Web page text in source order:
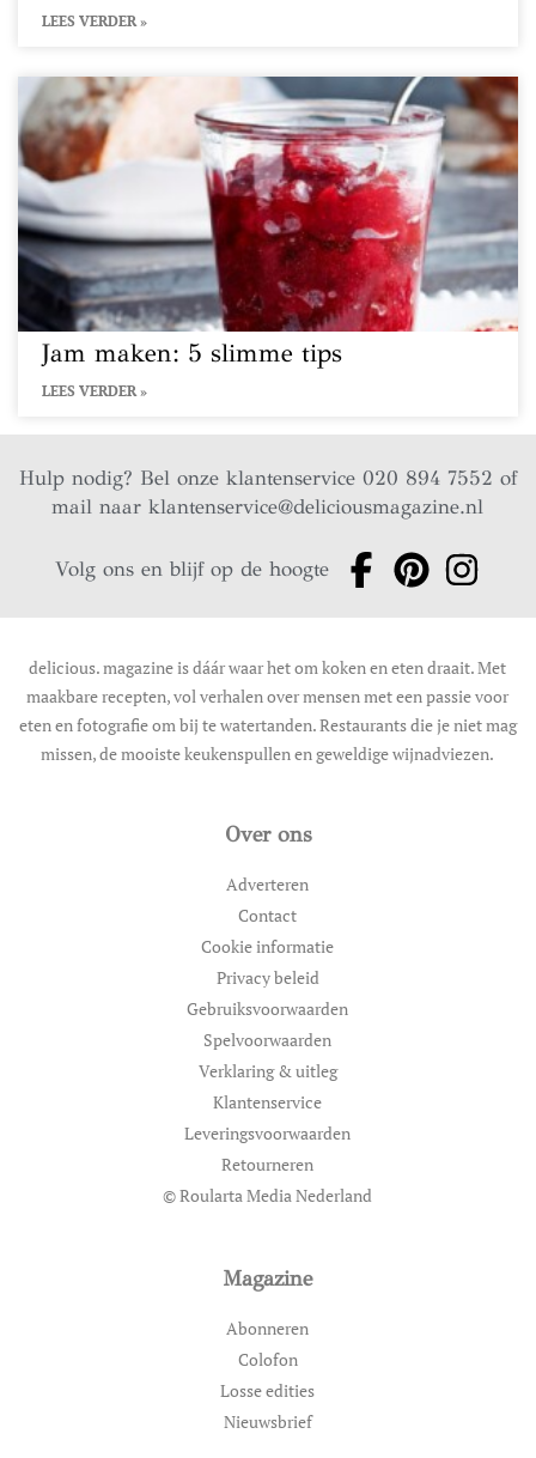
LEES VERDER »
Jam maken: 5 slimme tips
LEES VERDER »
Hulp nodig? Bel onze klantenservice 020 894 7552 of
mail naarklantenservice@deliciousmagazine.nl
Volg ons en blijf op de hoogte
delicious. magazine is dáár waar het om koken en eten draait. Met
maakbare recepten, vol verhalen over mensen met een passie voor
eten en fotografie om bij te watertanden. Restaurants die je niet mag
missen, de mooiste keukenspullen en geweldige wijnadviezen.
Over ons
Adverteren
Contact
Cookie informatie
Privacy beleid
Gebruiksvoorwaarden
Spelvoorwaarden
Verklaring & uitleg
Klantenservice
Leveringsvoorwaarden
Retourneren
© Roularta Media Nederland
Magazine
Abonneren
Colofon
Losse edities
Nieuwsbrief